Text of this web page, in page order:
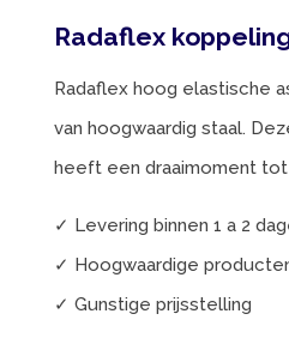
Radaflex
Radaflex hoog elastische
van hoogwaardig staal.
heeft een draaimoment tot
✓ Levering binnen 1 a 2
✓ Hoogwaardige
✓ Gunstige prijsstelling